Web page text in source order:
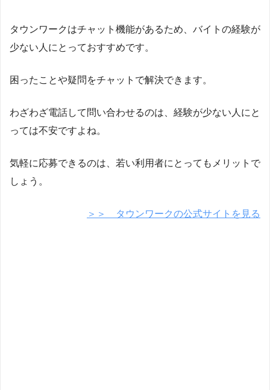
タウンワークはチャット機能があるため、バイトの経験が
少ない人にとっておすすめです。
困ったことや疑問をチャットで解決できます。
わざわざ電話して問い合わせるのは、経験が少ない人にと
っては不安ですよね。
気軽に応募できるのは、若い利用者にとってもメリットで
しょう。
＞＞ タウンワークの公式サイトを見る